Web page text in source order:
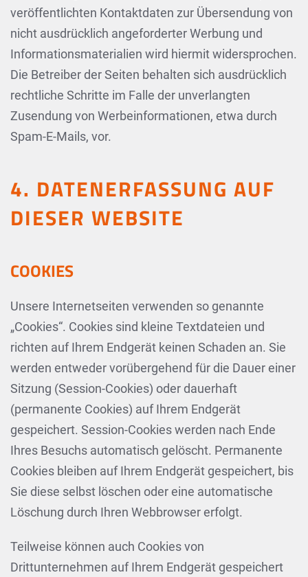
veröffentlichten Kontaktdaten zur Übersendung von
nicht ausdrücklich angeforderter Werbung und
Informationsmaterialien wird hiermit widersprochen.
Die Betreiber der Seiten behalten sich ausdrücklich
rechtliche Schritte im Falle der unverlangten
Zusendung von Werbeinformationen, etwa durch
Spam-E-Mails, vor.
4. DATENERFASSUNG AUF
DIESER WEBSITE
COOKIES
Unsere Internetseiten verwenden so genannte
„Cookies“. Cookies sind kleine Textdateien und
richten auf Ihrem Endgerät keinen Schaden an. Sie
werden entweder vorübergehend für die Dauer einer
Sitzung (Session-Cookies) oder dauerhaft
(permanente Cookies) auf Ihrem Endgerät
gespeichert. Session-Cookies werden nach Ende
Ihres Besuchs automatisch gelöscht. Permanente
Cookies bleiben auf Ihrem Endgerät gespeichert, bis
Sie diese selbst löschen oder eine automatische
Löschung durch Ihren Webbrowser erfolgt.
Teilweise können auch Cookies von
Drittunternehmen auf Ihrem Endgerät gespeichert